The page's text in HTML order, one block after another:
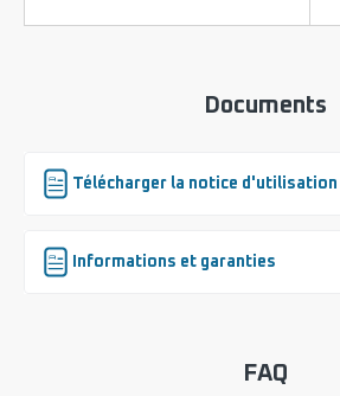
Documents
Télécharger la notice d'utilisation
Informations et garanties
FAQ